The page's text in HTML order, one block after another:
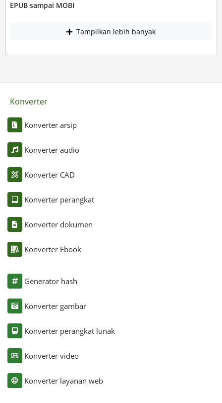
EPUB sampai MOBI
Tampilkan lebih banyak
Konverter
Konverter arsip
Konverter audio
Konverter CAD
Konverter perangkat
Konverter dokumen
Konverter Ebook
Generator hash
Konverter gambar
Konverter perangkat lunak
Konverter video
Konverter layanan web